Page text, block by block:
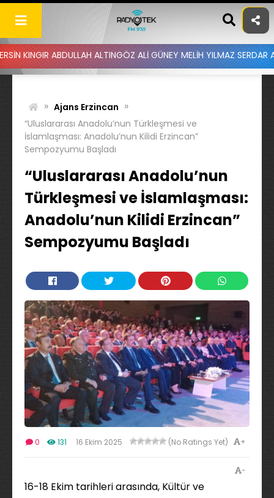
Skip
content
ALTINGÖZ ALİ GÜNEY MELİH YILMAZ SERDAR AYDIN
» Ajans Erzincan »
“Uluslararası Anadolu’nun Türkleşmesi ve
İslamlaşması: Anadolu’nun Kilidi Erzincan”
Sempozyumu Başladı
“Uluslararası Anadolu’nun
Türkleşmesi ve İslamlaşması:
Anadolu’nun Kilidi Erzincan”
Sempozyumu Başladı
0 131 16 Ekim 2025 (No Ratings Yet) +
-
16-18 Ekim tarihleri arasında, Kültür ve